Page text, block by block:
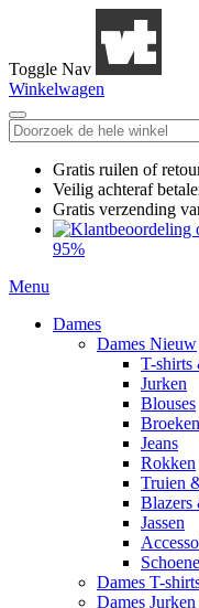
Toggle Nav
Winkelwagen
Gratis ruilen of
Veilig achteraf
Gratis verzending
95%
Menu
Dames
Dames Nieuw
T-shirts
Jurken
Blouses
Broeken
Jeans
Rokken
Truien
Blazers
Jassen
Dames T-
Dames Jurken